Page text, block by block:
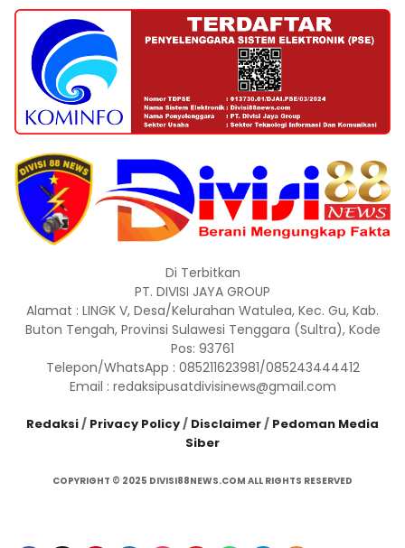
Di Terbitkan
PT. DIVISI JAYA GROUP
Alamat : LINGK V, Desa/Kelurahan Watulea, Kec. Gu, Kab.
Buton Tengah, Provinsi Sulawesi Tenggara (Sultra), Kode
Pos: 93761
Telepon/WhatsApp : 085211623981/085243444412
Email : redaksipusatdivisinews@gmail.com
Redaksi/ Privacy Policy/ Disclaimer/ Pedoman Media
Siber
COPYRIGHT © 2025 DIVISI88NEWS.COM ALL RIGHTS RESERVED